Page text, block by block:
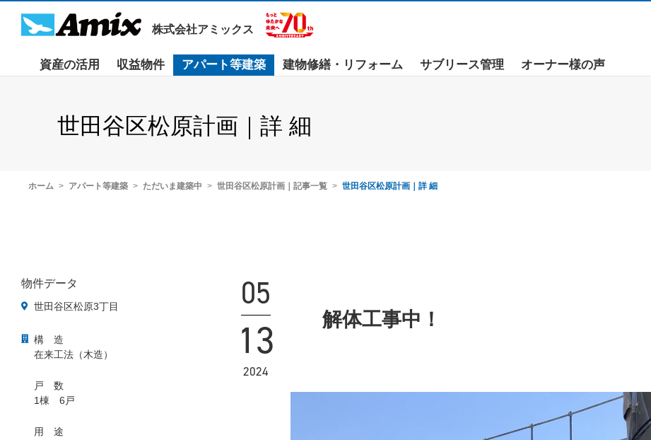
株式会社アミックス
資産の活用 収益物件 アパート等建築 建物修繕・リフォーム サブリース管理 オーナー様の声
世田谷区松原計画｜詳 細
ホーム アパート等建築 ただいま建築中 世田谷区松原計画｜記事一覧 世田谷区松原計画｜詳 細
物件データ
世田谷区松原3丁目
構 造
在来工法（木造）
戸 数
1棟 6戸
用 途
05
13
2024
解体工事中！